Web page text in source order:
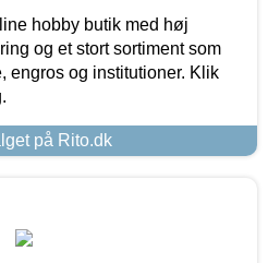
hobby butik med høj
og et stort sortiment som
engros og institutioner. Klik
på Rito.dk